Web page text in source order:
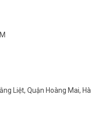
Liệt, Quận Hoàng Mai, Hà